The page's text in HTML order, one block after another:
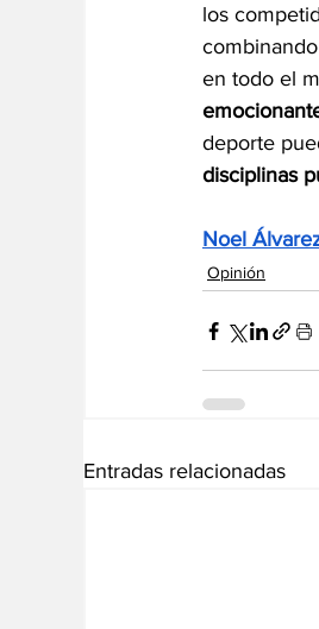
los
en todo el
deporte
disciplinas
Noel
Opinión
Entradas relacionadas